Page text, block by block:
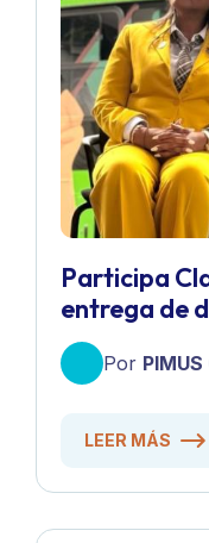
Participa
entrega de
México a
eléctricos
Por
LEER MÁS